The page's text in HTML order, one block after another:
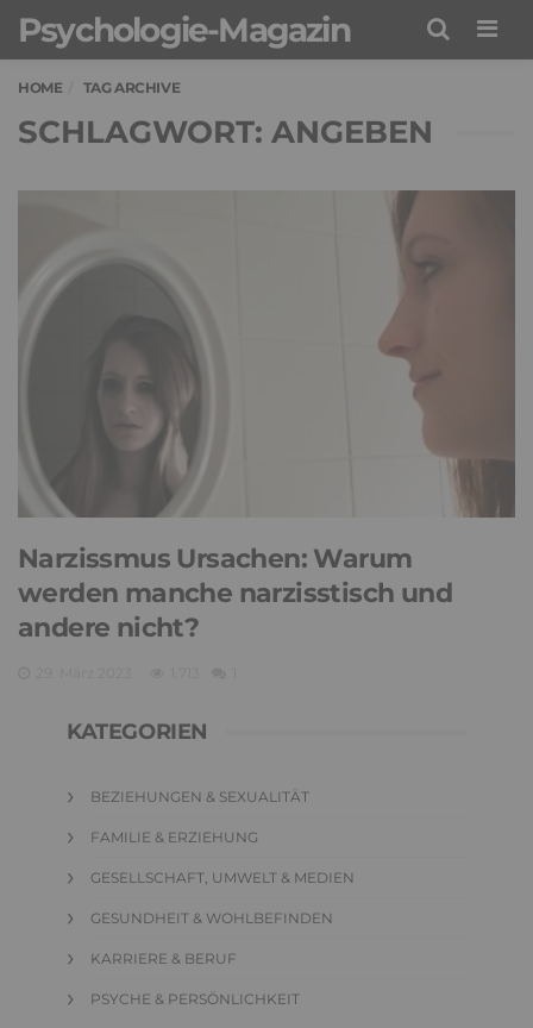
Psychologie-Magazin
HOME TAG ARCHIVE
SCHLAGWORT: ANGEBEN
Narzissmus Ursachen: Warum
werden manche narzisstisch und
andere nicht?
KATEGORIEN
BEZIEHUNGEN & SEXUALITÄT
FAMILIE & ERZIEHUNG
GESELLSCHAFT, UMWELT & MEDIEN
GESUNDHEIT & WOHLBEFINDEN
KARRIERE & BERUF
PSYCHE & PERSÖNLICHKEIT